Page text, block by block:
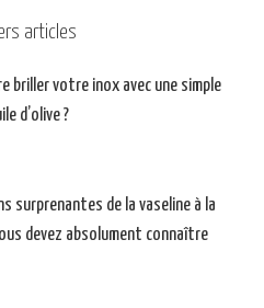
articles
briller votre inox avec une simple
d’olive ?
surprenantes de la vaseline à la
devez absolument connaître